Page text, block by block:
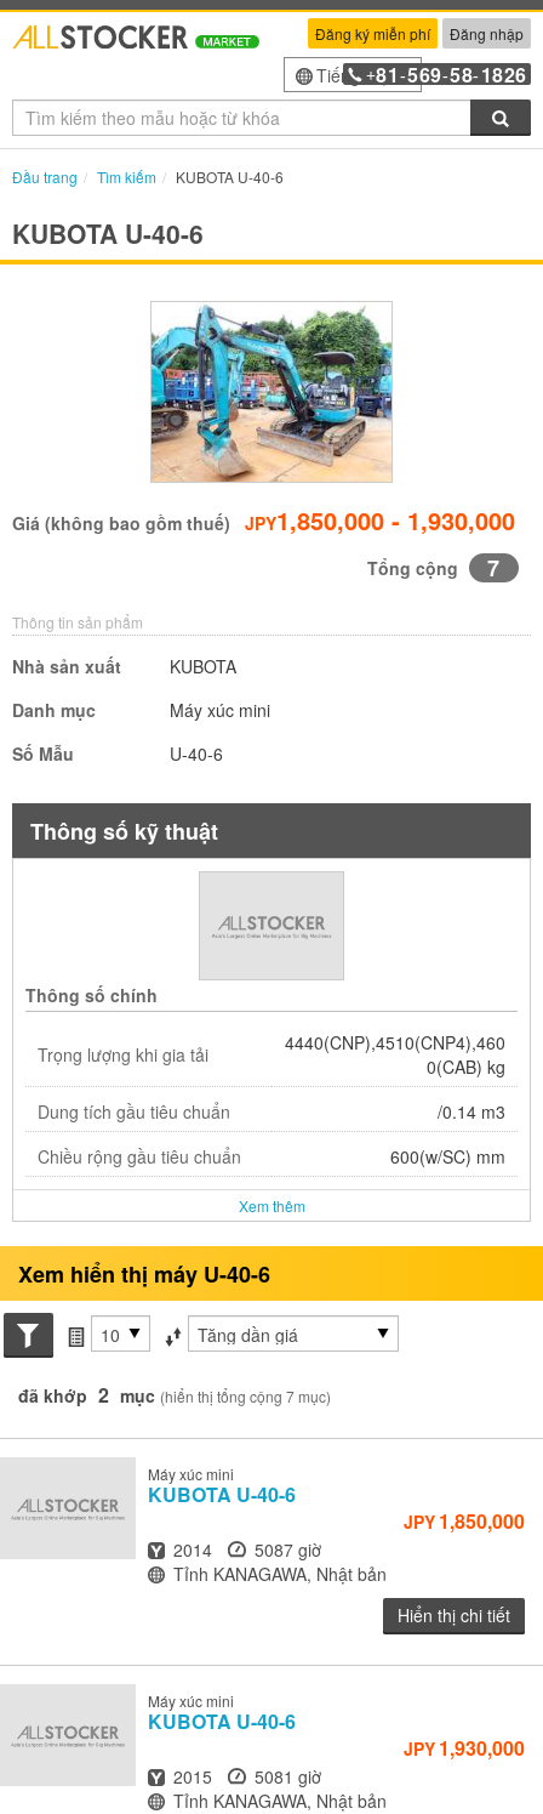
Đăng ký miễn phí Đăng nhập
Tiếng Việt
+81 -569-58-1826
Đầu trang Tìm kiếm KUBOTA U-40-6
KUBOTA U-40-6
Giá (không bao gồm thuế) JPY1,850,000 - 1,930,000
Tổng cộng 7
Thông tin sản phẩm
Nhà sản xuất
KUBOTA
Danh mục
Máy xúc mini
Số Mẫu
U-40-6
Thông số kỹ thuật
Thông số chính
Trọng lượng khi gia tải
4440(CNP),4510(CNP4),460
0(CAB) kg
Dung tích gầu tiêu chuẩn
/0.14 m3
Chiều rộng gầu tiêu chuẩn
600(w/SC) mm
Xem thêm
Xem hiển thị máy U-40-6
Search conditions
các mục mỗi trang
Sắp xếp theo
đã khớp 2 mục (hiển thị tổng cộng 7 mục)
Máy xúc mini
KUBOTA U-40-6
JPY 1,850,000
Năm
2014 Giờ
5087 giờ
Địa điểm
Tỉnh KANAGAWA, Nhật bản
Hiển thị chi tiết
Máy xúc mini
KUBOTA U-40-6
JPY 1,930,000
Năm
2015 Giờ
5081 giờ
Địa điểm
Tỉnh KANAGAWA, Nhật bản